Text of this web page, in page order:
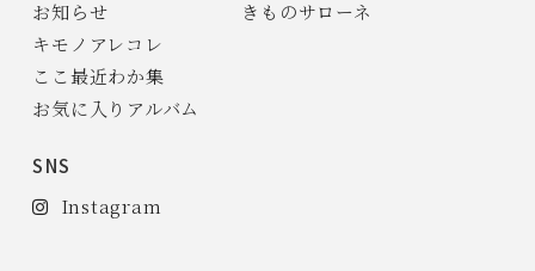
お知らせ
キモノアレコレ
ここ最近わか集
お気に入りアルバム
SNS
Instagram
きものサローネ